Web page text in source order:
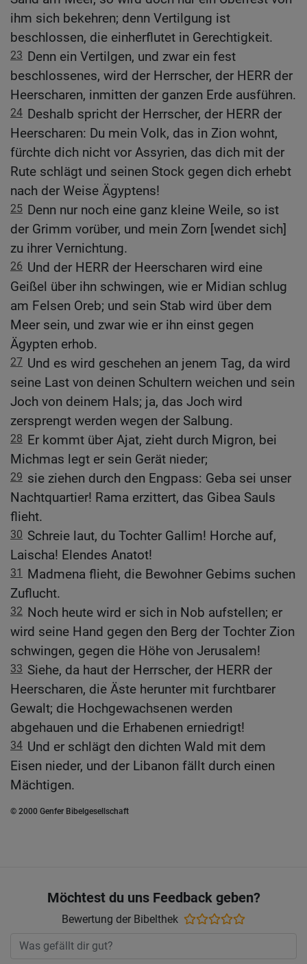
ihm sich bekehren; denn Vertilgung ist
beschlossen, die einherflutet in Gerechtigkeit.
23 Denn ein Vertilgen, und zwar ein fest
beschlossenes, wird der Herrscher, der HERR der
Heerscharen, inmitten der ganzen Erde ausführen.
24 Deshalb spricht der Herrscher, der HERR der
Heerscharen: Du mein Volk, das in Zion wohnt,
fürchte dich nicht vor Assyrien, das dich mit der
Rute schlägt und seinen Stock gegen dich erhebt
nach der Weise Ägyptens!
25 Denn nur noch eine ganz kleine Weile, so ist
der Grimm vorüber, und mein Zorn [wendet sich]
zu ihrer Vernichtung.
26 Und der HERR der Heerscharen wird eine
Geißel über ihn schwingen, wie er Midian schlug
am Felsen Oreb; und sein Stab wird über dem
Meer sein, und zwar wie er ihn einst gegen
Ägypten erhob.
27 Und es wird geschehen an jenem Tag, da wird
seine Last von deinen Schultern weichen und sein
Joch von deinem Hals; ja, das Joch wird
zersprengt werden wegen der Salbung.
28 Er kommt über Ajat, zieht durch Migron, bei
Michmas legt er sein Gerät nieder;
29 sie ziehen durch den Engpass: Geba sei unser
Nachtquartier! Rama erzittert, das Gibea Sauls
flieht.
30 Schreie laut, du Tochter Gallim! Horche auf,
Laischa! Elendes Anatot!
31
Madmena flieht, die Bewohner Gebims suchen
Zuflucht.
32 Noch heute wird er sich in Nob aufstellen; er
wird seine Hand gegen den Berg der Tochter Zion
schwingen, gegen die Höhe von Jerusalem!
33 Siehe, da haut der Herrscher, der HERR der
Heerscharen, die Äste herunter mit furchtbarer
Gewalt; die Hochgewachsenen werden
abgehauen und die Erhabenen erniedrigt!
34 Und er schlägt den dichten Wald mit dem
Eisen nieder, und der Libanon fällt durch einen
Mächtigen.
© 2000 Genfer Bibelgesellschaft
Möchtest du uns Feedback geben?
Bewertung der Bibelthek